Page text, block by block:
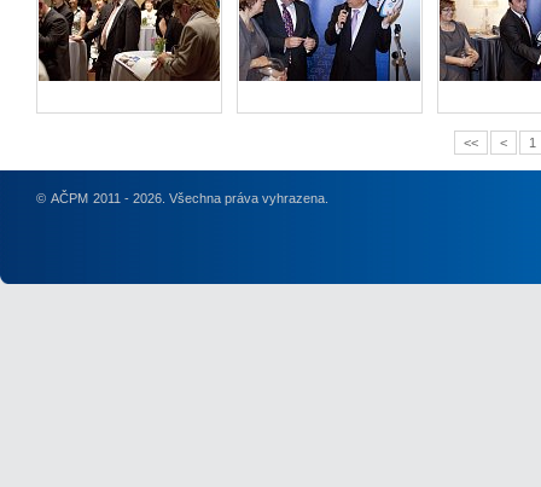
<< < 1
© AČPM 2011 - 2026. Všechna práva vyhrazena.